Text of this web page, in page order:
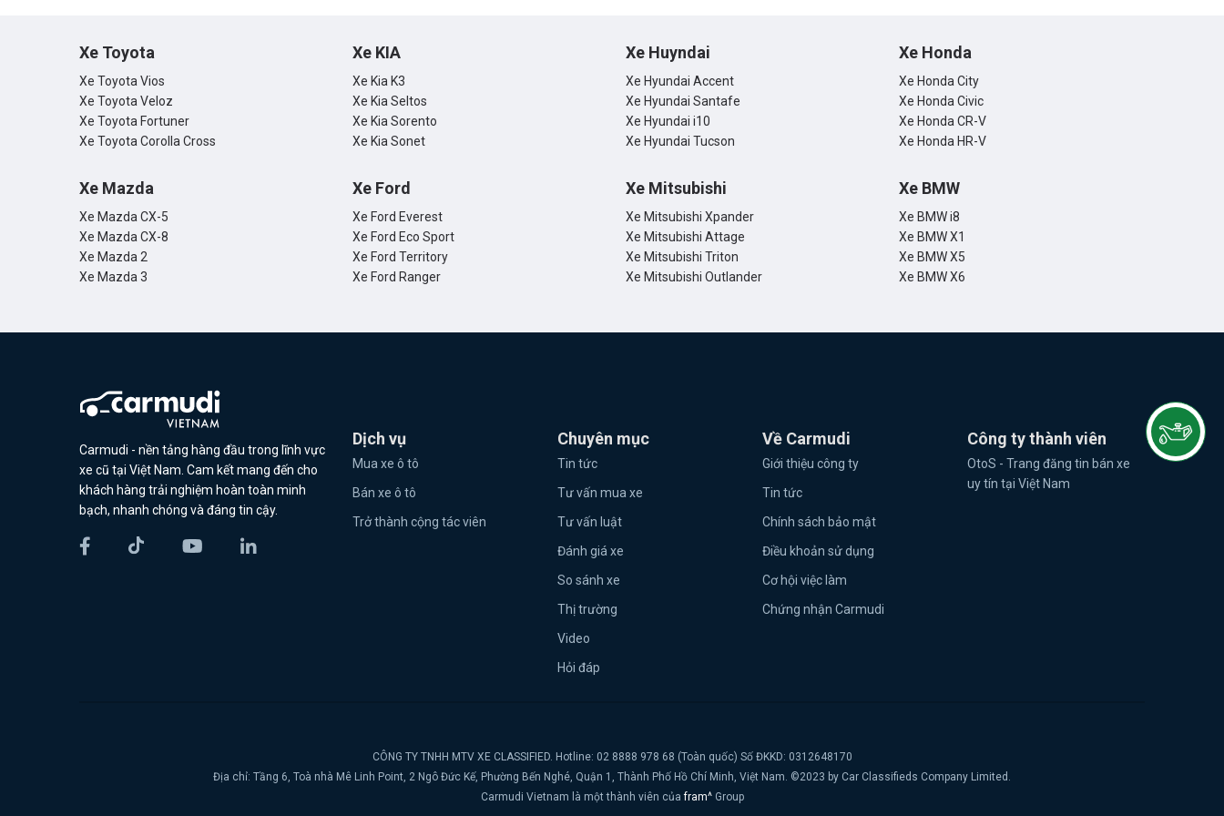
Xe Toyota
Xe Toyota Vios
Xe Toyota Veloz
Xe Toyota Fortuner
Xe Toyota Corolla Cross
Xe KIA
Xe Kia K3
Xe Kia Seltos
Xe Kia Sorento
Xe Kia Sonet
Xe Huyndai
Xe Hyundai Accent
Xe Hyundai Santafe
Xe Hyundai i10
Xe Hyundai Tucson
Xe Honda
Xe Honda City
Xe Honda Civic
Xe Honda CR-V
Xe Honda HR-V
Xe Mazda
Xe Mazda CX-5
Xe Mazda CX-8
Xe Mazda 2
Xe Mazda 3
Xe Ford
Xe Ford Everest
Xe Ford Eco Sport
Xe Ford Territory
Xe Ford Ranger
Xe Mitsubishi
Xe Mitsubishi Xpander
Xe Mitsubishi Attage
Xe Mitsubishi Triton
Xe Mitsubishi Outlander
Xe BMW
Xe BMW i8
Xe BMW X1
Xe BMW X5
Xe BMW X6
Carmudi - nền tảng hàng đầu trong lĩnh vực
xe cũ tại Việt Nam. Cam kết mang đến cho
khách hàng trải nghiệm hoàn toàn minh
bạch, nhanh chóng và đáng tin cậy.
Dịch vụ
Mua xe ô tô
Bán xe ô tô
Trở thành cộng tác viên
Chuyên mục
Tin tức
Tư vấn mua xe
Tư vấn luật
Đánh giá xe
So sánh xe
Thị trường
Video
Hỏi đáp
Về Carmudi
Giới thiệu công ty
Tin tức
Chính sách bảo mật
Điều khoản sử dụng
Cơ hội việc làm
Chứng nhận Carmudi
Công ty thành viên
OtoS - Trang đăng tin bán xe
uy tín tại Việt Nam
CÔNG TY TNHH MTV XE CLASSIFIED. Hotline: 02 8888 978 68 (Toàn quốc) Số ĐKKD: 0312648170
Địa chỉ: Tầng 6, Toà nhà Mê Linh Point, 2 Ngô Đức Kế, Phường Bến Nghé, Quận 1, Thành Phố Hồ Chí Minh, Việt Nam. ©2023 by Car Classifieds Company Limited.
Carmudi Vietnam là một thành viên củafram^ Group